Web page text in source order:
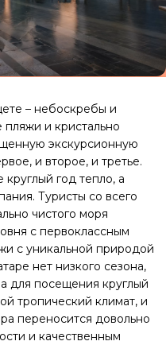
– небоскребы и
и кристально
экскурсионную
и второе, и третье.
круглый год тепло, а
Туристы со всего
чистого моря
с первоклассным
с уникальной природой
нет низкого сезона,
для посещения круглый
тропический климат, и
переносится довольно
и качественным